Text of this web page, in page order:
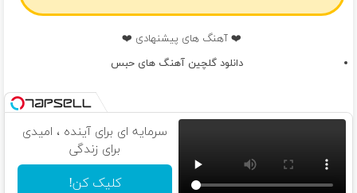
❤️ آهنگ های پیشنهادی ❤️
دانلود گلچین آهنگ های حبس
سرمایه ای برای آینده ، امیدی
برای زندگی
کلیک کن!